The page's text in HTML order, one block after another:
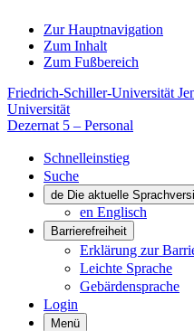
Zur Hauptnavigation
Zum Inhalt
Zum Fußbereich
Friedrich-Schiller-Universität
Universität
Dezernat 5 –​​ Personal
Schnelleinstieg
Suche
de Die aktuelle
en Englisch
Barrierefreiheit
Erklärung zur
Leichte Sprache
Gebärdensprache
Login
Menü